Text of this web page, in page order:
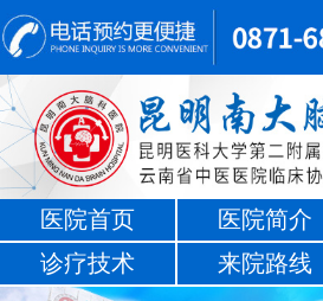
医院首页 医院简介
诊疗技术
来院路线